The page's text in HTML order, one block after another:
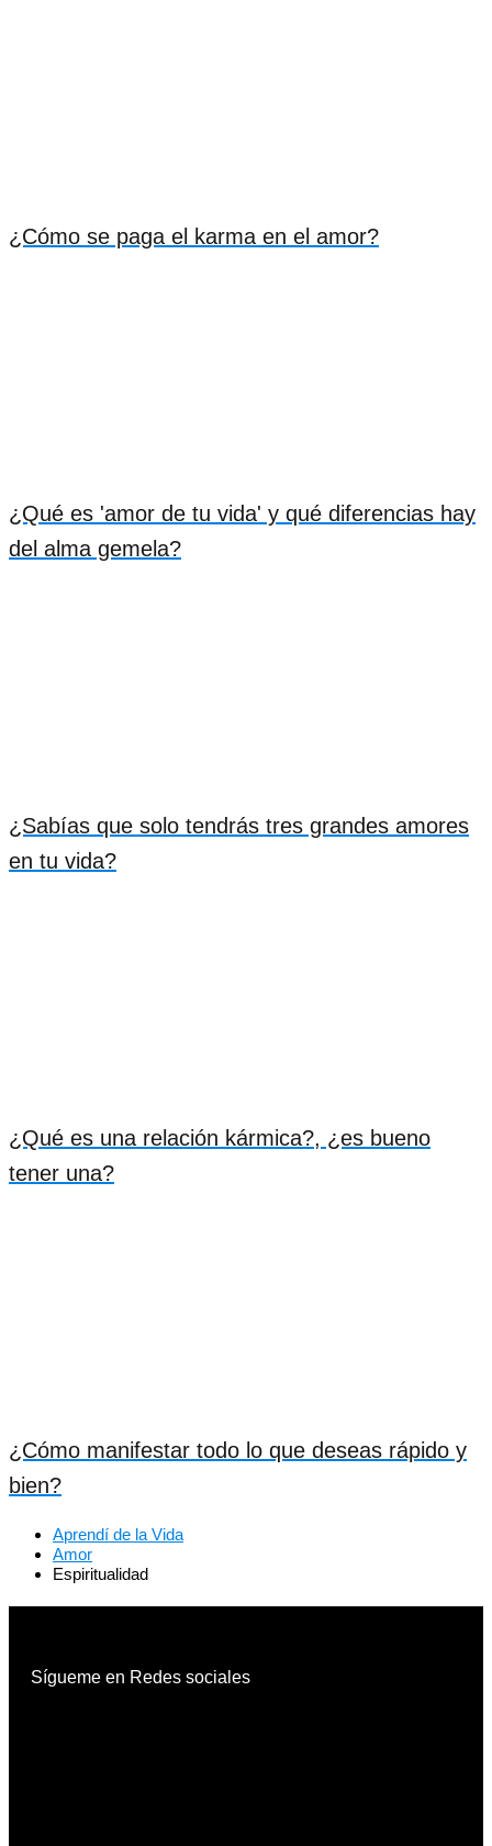
¿Cómo se paga el karma en el amor?
¿Qué es 'amor de tu vida' y qué diferencias hay
del alma gemela?
¿Sabías que solo tendrás tres grandes amores
en tu vida?
¿Qué es una relación kármica?, ¿es bueno
tener una?
¿Cómo manifestar todo lo que deseas rápido y
bien?
Aprendí de la Vida
Amor
Espiritualidad
Sígueme en Redes sociales